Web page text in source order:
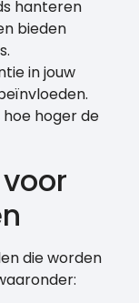
hanteren
bieden
in jouw
hoger de
die worden